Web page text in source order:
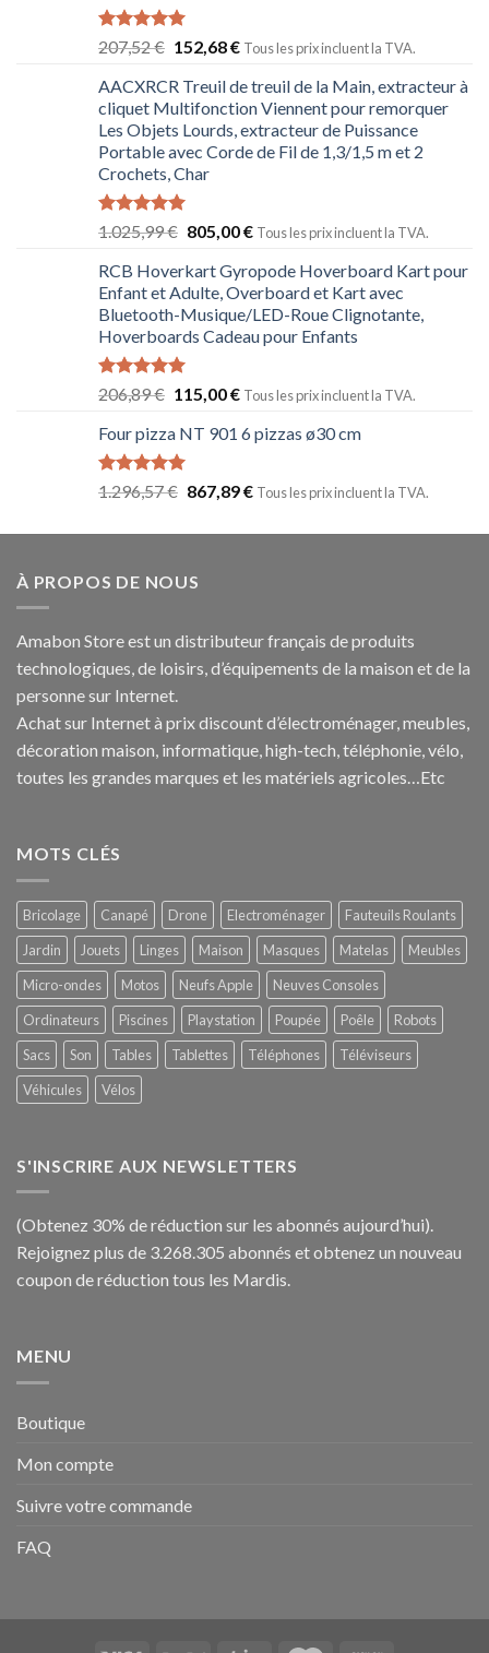
Note5.00
sur 5
207,52€ 152,68€ Tous les prix incluent la TVA.
AACXRCR Treuil de treuil de la Main, extracteur à
cliquet Multifonction Viennent pour remorquer
Les Objets Lourds, extracteur de Puissance
Portable avec Corde de Fil de 1,3/1,5 m et 2
Crochets, Char
Note 5.00
1.025,99€ 805,00€ Tous les prix incluent la TVA.
RCB Hoverkart Gyropode Hoverboard Kart pour
Enfant et Adulte, Overboard et Kart avec
Bluetooth-Musique/LED-Roue Clignotante,
Hoverboards Cadeau pour Enfants
Note5.00
sur 5
206,89€ 115,00€ Tous les prix incluent la TVA.
Four pizza NT 901 6 pizzas ø30 cm
Note 5.00
1.296,57€ 867,89€ Tous les prix incluent la TVA.
À PROPOS DE NOUS
Amabon Store est un distributeur français de produits
technologiques, de loisirs, d’équipements de la maison et de la
personne sur Internet.
Achat sur Internet à prix discount d’électroménager, meubles,
décoration maison, informatique, high-tech, téléphonie, vélo,
toutes les grandes marques et les matériels agricoles…Etc
MOTS CLÉS
Bricolage Canapé Drone Electroménager
Fauteuils Roulants
Jardin
Jouets Linges Maison Masques Matelas
Meubles
Micro-ondes
Motos Neufs Apple
Neuves Consoles
Ordinateurs
Piscines Playstation Poupée Poêle
Robots
Sacs
Son Tables Tablettes Téléphones
Téléviseurs
Véhicules
Vélos
S'INSCRIRE AUX NEWSLETTERS
(Obtenez 30% de réduction sur les abonnés aujourd’hui).
Rejoignez plus de 3.268.305 abonnés et obtenez un nouveau
coupon de réduction tous les Mardis.
MENU
Boutique
Mon compte
Suivre votre commande
FAQ